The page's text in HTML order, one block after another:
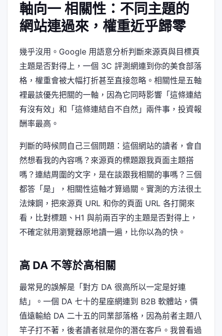
軸向一 相關性：不同主題的
網站連過來，權重近乎歸零
幾乎沒用。Google 用語意分析判斷來源頁與目標頁
主題是否對得上，一個 3C 評測網連到你的美食部落
格，權重會被大幅打折甚至直接忽略。相關性是五軸
裡最該優先把關的一軸，因為它同時影響「這條連結
有沒有效」和「這條連結自不自然」兩件事，投資報
酬率最高。
判斷的時候問自己三個問題：這個網站的讀者，會自
然想看我的內容嗎？來源頁的標題跟我頁面主題搭
嗎？連結周圍的文字，是在談跟我相關的事嗎？三個
都答「是」，相關性這軸才算過關。實測的方法很土
法煉鋼，把來源頁 URL 和你的頁面 URL 各打開來
看，比對標題、H1 與前兩百字的主題是否對得上，
不確定就用瀏覽器原地讀一遍，比你以為的快。
高 DA 不等於高相關
最常見的誤解是「對方 DA 很高所以一定是好連
結」。一個 DA 七十的星座網連到 B2B 軟體站，價
值遠輸給 DA 二十五的同業部落格，因為前者主題八
竿子打不著，後者讀者就是你的潛在客戶。我曾看過